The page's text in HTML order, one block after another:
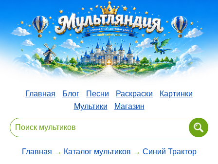
Главная Блог Песни Раскраски
Картинки
Мультики
Магазин
Главная → Каталог мультиков → Синий Трактор